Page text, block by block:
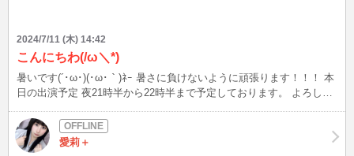
2024/7/11 (木) 14:42
こんにちわ(/ω＼*)
暑いです(´･ω･)(･ω･｀)ﾈｰ 暑さに負けないように頑張ります！！！ 本
日の出演予定 夜21時半から22時半まで予定しております。 よろしく
愛莉＋